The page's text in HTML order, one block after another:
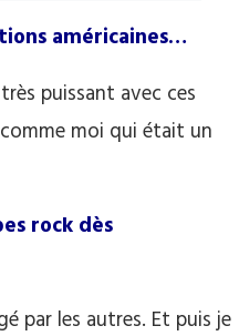
américaines…
puissant avec ces
moi qui était un
rock dès
par les autres. Et puis je